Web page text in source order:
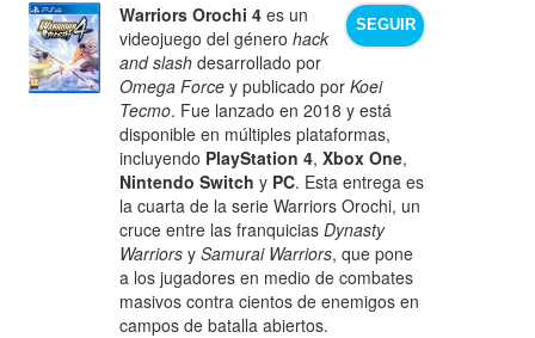
SEGUIR
Warriors Orochi 4 es un
videojuego del génerohack
and slash desarrollado por
Omega Force y publicado porKoei
Tecmo. Fue lanzado en 2018 y está
disponible en múltiples plataformas,
incluyendo PlayStation 4,Xbox One,
Nintendo Switch y PC. Esta entrega es
la cuarta de la serie Warriors Orochi, un
cruce entre las franquiciasDynasty
Warriors ySamurai Warriors, que pone
a los jugadores en medio de combates
masivos contra cientos de enemigos en
campos de batalla abiertos.